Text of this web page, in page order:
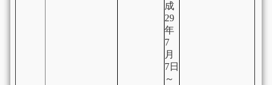
成
29
年
7
月
7日
～